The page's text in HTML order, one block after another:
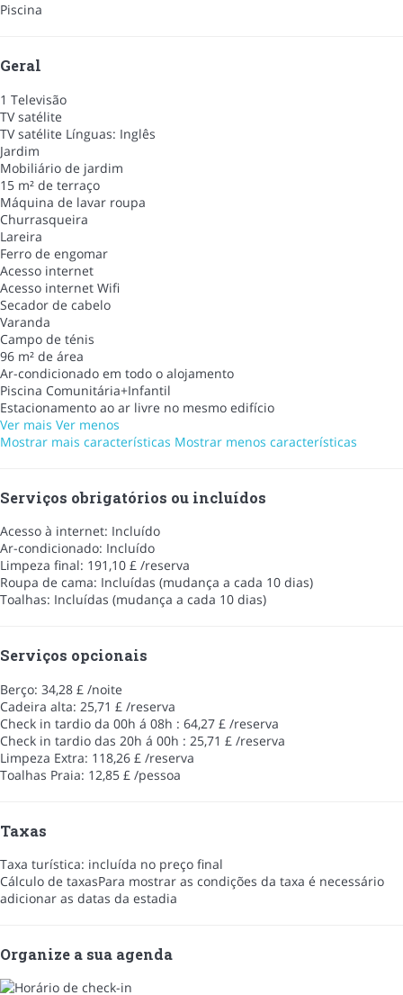
Piscina
Geral
1 Televisão
TV satélite
TV satélite Línguas: Inglês
Jardim
Mobiliário de jardim
15 m² de terraço
Máquina de lavar roupa
Churrasqueira
Lareira
Ferro de engomar
Acesso internet
Acesso internet Wifi
Secador de cabelo
Varanda
Campo de ténis
96 m² de área
Ar-condicionado em todo o alojamento
Piscina Comunitária+Infantil
Estacionamento ao ar livre no mesmo edifício
Ver mais Ver menos
Mostrar mais características Mostrar menos características
Serviços obrigatórios ou incluídos
Acesso à internet: Incluído
Ar-condicionado: Incluído
Limpeza final: 191,10 £ /reserva
Roupa de cama: Incluídas (mudança a cada 10 dias)
Toalhas: Incluídas (mudança a cada 10 dias)
Serviços opcionais
Berço: 34,28 £ /noite
Cadeira alta: 25,71 £ /reserva
Check in tardio da 00h á 08h : 64,27 £ /reserva
Check in tardio das 20h á 00h : 25,71 £ /reserva
Limpeza Extra: 118,26 £ /reserva
Toalhas Praia: 12,85 £ /pessoa
Taxas
Taxa turística: incluída no preço final
Cálculo de taxasPara mostrar as condições da taxa é necessário
adicionar as datas da estadia
Organize a sua agenda